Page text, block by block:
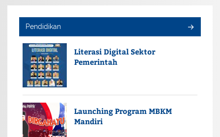
Pendidikan
Literasi Digital Sektor
Pemerintah
Launching Program MBKM
Mandiri